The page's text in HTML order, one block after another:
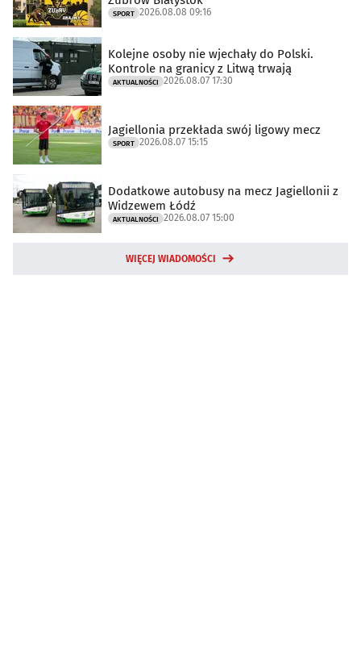
SPORT 2026.08.08 09:16
Kolejne osoby nie wjechały do Polski.
Kontrole na granicy z Litwą trwają
AKTUALNOŚCI 2026.08.07 17:30
Jagiellonia przekłada swój ligowy mecz
SPORT 2026.08.07 15:15
Dodatkowe autobusy na mecz Jagiellonii z
Widzewem Łódź
AKTUALNOŚCI 2026.08.07 15:00
WIĘCEJ WIADOMOŚCI